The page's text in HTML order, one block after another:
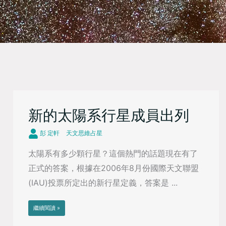
新的太陽系行星成員出列
彭 定軒 天文思維占星
太陽系有多少顆行星？這個熱門的話題現在有了
正式的答案，根據在2006年8月份國際天文聯盟
(IAU)投票所定出的新行星定義，答案是 ...
繼續閱讀 »